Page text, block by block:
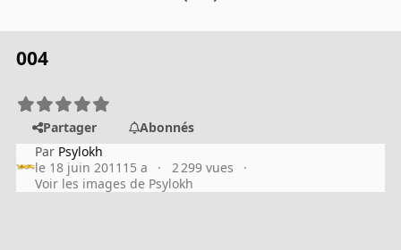
004
Partager
Abonnés
Par Psylokh
le 18 juin 2011 15 a
2 299 vues
Voir les images de Psylokh